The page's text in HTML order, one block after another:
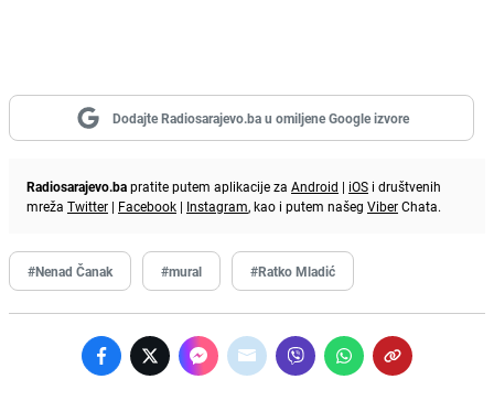
Dodajte Radiosarajevo.ba u omiljene Google izvore
Radiosarajevo.bapratite putem aplikacije za Android | iOS i društvenih
mreža Twitter | Facebook | Instagram, kao i putem našeg ViberChata.
#Nenad Čanak #mural #Ratko Mladić